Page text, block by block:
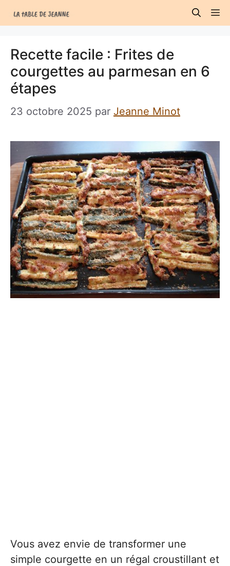
au
Recette facile : Frites de
courgettes au parmesan en 6
étapes
23 octobre 2025 par Jeanne Minot
Vous avez envie de transformer une
simple courgette en un régal croustillant et